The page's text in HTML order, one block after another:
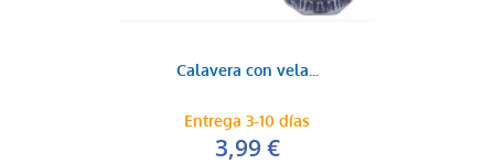
Calavera con vela...
Entrega 3-10 días
3,99 €